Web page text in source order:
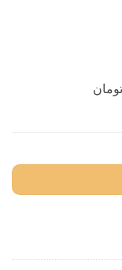
تومان